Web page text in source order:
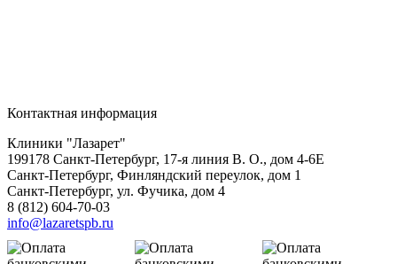
Контактная информация
Клиники "Лазарет"
199178 Санкт-Петербург, 17-я линия В. О., дом 4-6Е
Санкт-Петербург, Финляндский переулок, дом 1
Санкт-Петербург, ул. Фучика, дом 4
8 (812) 604-70-03
info@lazaretspb.ru